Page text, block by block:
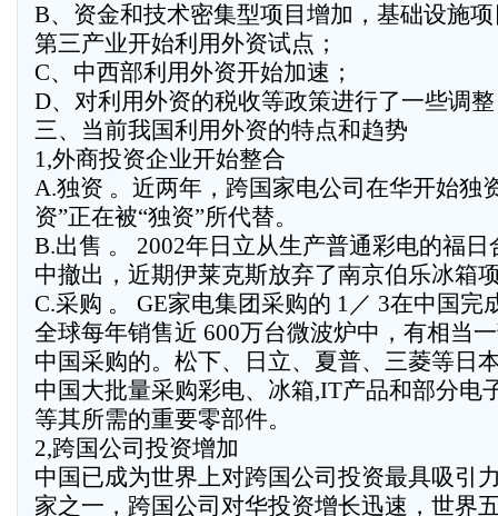
B、资金和技术密集型项目增加，基础设施
第三产业开始利用外资试点；
C、中西部利用外资开始加速；
D、对利用外资的税收等政策进行了一些调
三、当前我国利用外资的特点和趋势
1,外商投资企业开始整合
A.独资 。近两年，跨国家电公司在华开始独
资”正在被“独资”所代替。
B.出售 。 2002年日立从生产普通彩电的福日
中撤出，近期伊莱克斯放弃了南京伯乐冰箱
C.采购 。 GE家电集团采购的 1／ 3在中国完
全球每年销售近 600万台微波炉中，有相当
中国采购的。松下、日立、夏普、三菱等日
中国大批量采购彩电、冰箱,IT产品和部分电
等其所需的重要零部件。
2,跨国公司投资增加
中国已成为世界上对跨国公司投资最具吸引
家之一，跨国公司对华投资增长迅速，世界